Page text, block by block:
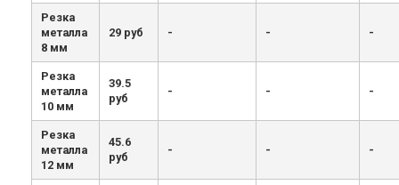
Резка
металла
8 мм
29 руб - - -
Резка
металла
10 мм
39.5
руб
- - -
Резка
металла
12 мм
45.6
руб
- - -